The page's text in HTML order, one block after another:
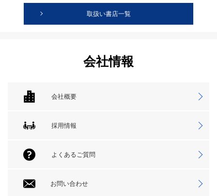
取扱い書店一覧
会社情報
会社概要
採用情報
よくあるご質問
お問い合わせ